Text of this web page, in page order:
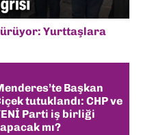
Yurttaşlara
Başkan
tutuklandı: CHP ve
Parti iş birliği
mı?